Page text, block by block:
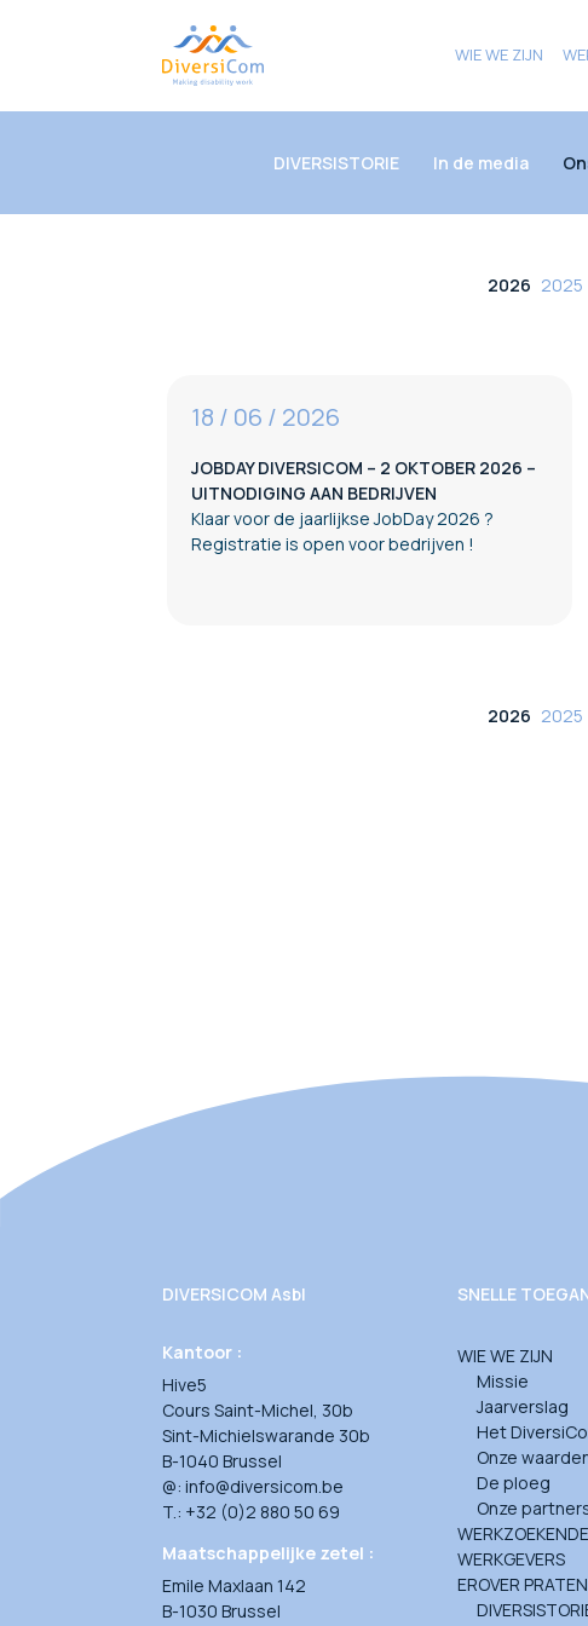
WIE WE ZIJN
DIVERSISTORIE In de media
2026 2025
18 / 06 / 2026
JOBDAY DIVERSICOM – 2 OKTOBER 2026 –
UITNODIGING AAN BEDRIJVEN
Klaar voor de jaarlijkse JobDay 2026 ?
Registratie is open voor bedrijven !
2026 2025
DIVERSICOM Asbl
Kantoor :
Hive5
Cours Saint-Michel, 30b
Sint-Michielswarande 30b
B-1040 Brussel
@: info@diversicom.be
T.: +32 (0)2 880 50 69
Maatschappelijke zetel :
Emile Maxlaan 142
B-1030 Brussel
SNELLE
WIE WE ZIJN
Missie
Jaarverslag
Het
Onze
De ploeg
Onze
WERKGEVERS
EROVER PRATEN